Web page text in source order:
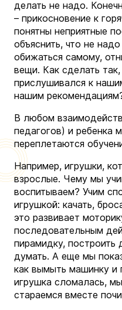
делать не надо.
– прикосновение к
понятны неприятные
объяснить, что не
обижаться самому,
вещи. Как сделать
прислушивался к
нашим
В любом
педагогов) и ребенка
переплетаются
Например, игрушки,
взрослые. Чему мы
воспитываем? Учим
игрушкой: качать,
это развивает
последовательным
пирамидку,
думать. А еще мы
как вымыть машинку и
игрушка сломалась,
стараемся вместе